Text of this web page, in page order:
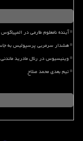
آینده نامعلوم طارمی در المپیاکوس
هشدار سرمربی پرسپولیس به
وینیسیوس در رئال مادرید
تیم بعدی محمد صلاح